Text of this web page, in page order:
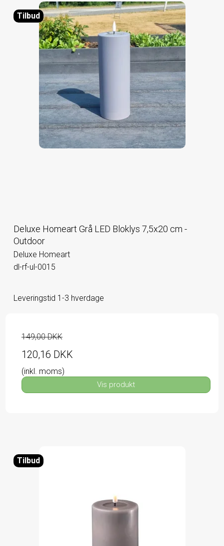
Tilbud
Deluxe Homeart Grå LED Bloklys 7,5x20 cm -
Outdoor
Deluxe Homeart
dl-rf-ul-0015
Leveringstid 1-3 hverdage
149,00 DKK
120,16 DKK
(inkl. moms)
Vis produkt
Tilbud